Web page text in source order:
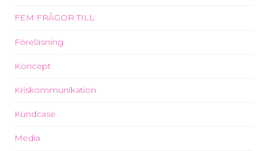
FEM FRÅGOR TILL
Föreläsning
Koncept
Kriskommunikation
Kundcase
Media